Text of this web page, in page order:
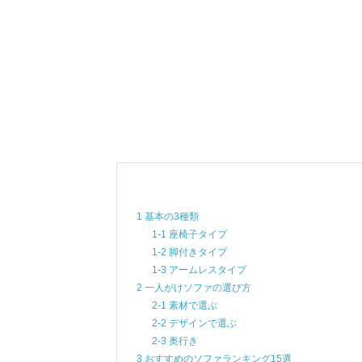
1 基本の3種類
1-1 座椅子タイプ
1-2 脚付きタイプ
1-3 アームレスタイプ
2 一人がけソファの選び方
2-1 素材で選ぶ
2-2 デザインで選ぶ
2-3 奥行き
3 おすすめのソファランキング15選